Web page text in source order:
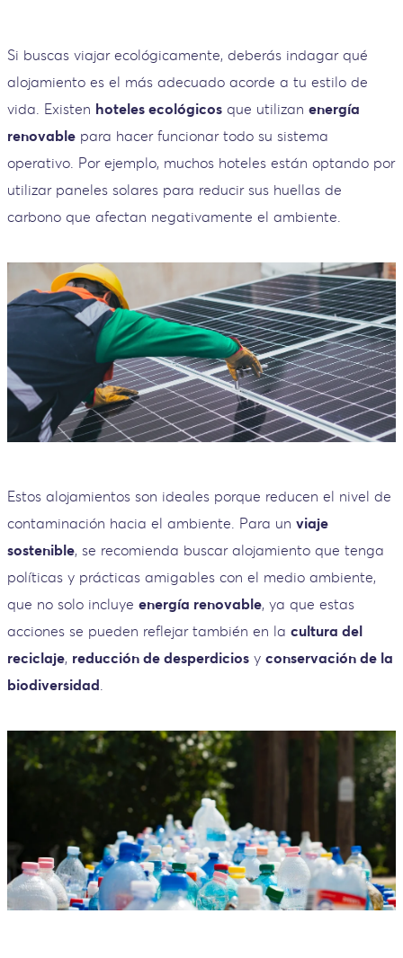
Si buscas viajar ecológicamente, deberás indagar qué
alojamiento es el más adecuado acorde a tu estilo de
vida. Existen hoteles ecológicos que utilizan energía
renovable para hacer funcionar todo su sistema
operativo. Por ejemplo, muchos hoteles están optando por
utilizar paneles solares para reducir sus huellas de
carbono que afectan negativamente el ambiente.
Estos alojamientos son ideales porque reducen el nivel de
contaminación hacia el ambiente. Para un viaje
sostenible, se recomienda buscar alojamiento que tenga
políticas y prácticas amigables con el medio ambiente,
que no solo incluye energía renovable, ya que estas
acciones se pueden reflejar también en la cultura del
reciclaje, reducción de desperdicios y conservación de la
biodiversidad